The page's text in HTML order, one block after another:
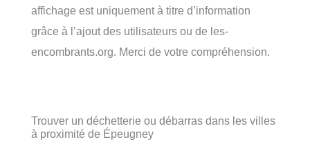
affichage est uniquement à titre d’information
grâce à l’ajout des utilisateurs ou de les-
encombrants.org. Merci de votre compréhension.
Trouver un déchetterie ou débarras dans les villes
à proximité de Épeugney